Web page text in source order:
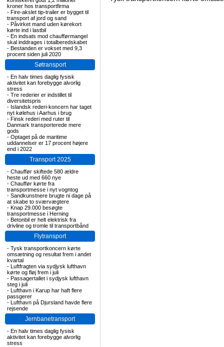
kroner hos transportfirma
- Fire-akslet tip-trailer er bygget til
transport af jord og sand
- Påvirket mand uden kørekort
kørte ind i lastbil
- En indsats mod chaufførmangel
skal inddrages i totalberedskabet
- Bestanden er vokset med 9,3
procent siden juli 2020
Søtransport
- En halv times daglig fysisk
aktivitet kan forebygge alvorlig
stress
- Tre rederier er indstillet til
diversitetspris
- Islandsk rederi-koncern har taget
nyt kølehus i Aarhus i brug
- Finsk rederi med ruter til
Danmark transporterede mere
gods
- Optaget på de maritime
uddannelser er 17 procent højere
end i 2022
Transport 2025
- Chauffør skiftede 580 ældre
heste ud med 660 nye
- Chauffør kørte fra
transportmesse i nyt vogntog
- Sandkunstnere brugte ni dage på
at skabe to sværvægtere
- Knap 29.000 besøgte
transportmesse i Herning
- Betonbil er helt elektrisk fra
drivline og tromle til transportbånd
Flytransport
- Tysk transportkoncern kørte
omsætning og resultat frem i andet
kvartal
- Luftfragten via sydjysk lufthavn
kørte og fløj frem i juli
- Passagertallet i sydjysk lufthavn
steg i juli
- Lufthavn i Karup har haft flere
passgerer
- Lufthavn på Djursland havde flere
rejsende
Jernbanetransport
- En halv times daglig fysisk
aktivitet kan forebygge alvorlig
stress